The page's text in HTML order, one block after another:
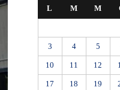
L M M
3 4 5
10 11 12
17 18 19